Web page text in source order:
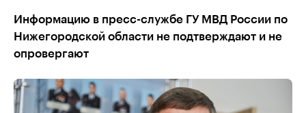
Информацию в пресс-службе ГУ МВД России по
Нижегородской области не подтверждают и не
опровергают